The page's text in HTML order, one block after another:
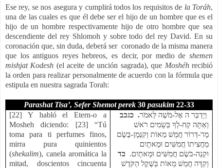
Ese rey, se nos asegura y cumplirá todos los requisitos de la Toráh,
una de las cuales es que él debe ser el hijo de un hombre que es el
hijo de un hombre respectivamente hijo de otro hombre que sea
descendiente del rey Shlomoh y sobre todo del rey David. En su
coronación que, sin duda, deberá ser coronado de la misma manera
que los antiguos reyes hebreos, es decir, por medio de shemen
mishjat Kodesh (el aceite de unción sagrada), que Moshéhrecibió
la orden para realizar personalmente de acuerdo con la fórmula que
estipula en nuestra sagrada Torah:
Parashat Tisa’, Sefer Shemot perek 30 pasukim 22-33
[22] Y habló el Etern-o a
Mosheh diciendo: [23] “Tú
toma para ti perfumes finos,
mirra pura quinientos
(shekalim), canela aromática la
mitad, doscientos cincuenta
כב וַיְדַבֵּר ה אֶל-מֹשֶׁה לֵּאמֹר. כג
וְאַתָּה קַח-לְךָ בְּשָׂמִים רֹאשׁ
מָר-דְּרוֹר חֲמֵשׁ מֵאוֹת וְקִנְּמָן-בֶּשֶׂם
מַחֲצִיתוֹ חֲמִשִּׁים וּמָאתָיִם
וּקְנֵה-בֹשֶׂם חֲמִשִּׁים וּמָאתָיִם. כד
וְקִדָּה חֲמֵשׁ מֵאוֹת בְּשֶׁקֶל הַקֹּדֶשׁ